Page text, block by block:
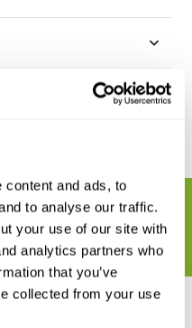
content and ads, to
to analyse our traffic.
your use of our site with
analytics partners who
that you’ve
collected from your use